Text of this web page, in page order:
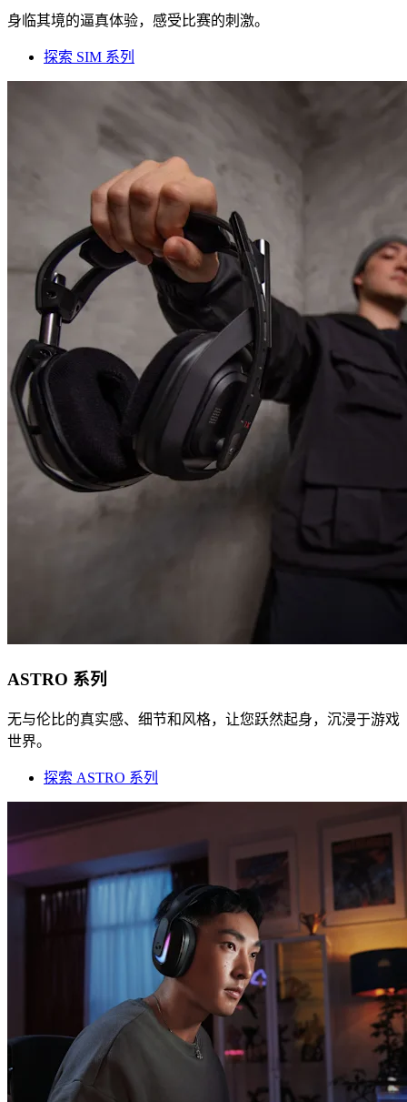
身临其境的逼真体验，感受比赛的刺激。
探索 SIM 系列
ASTRO 系列
无与伦比的真实感、细节和风格，让您跃然起身，沉浸于游戏
世界。
探索 ASTRO 系列